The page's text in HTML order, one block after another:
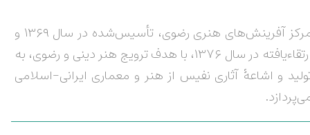
مرکز آفرینش‌های هنری رضوی، تأسیس‌شده در سال ۱۳۶۹ و
ارتقاءیافته در سال ۱۳۷۶، با هدف ترویج هنر دینی و رضوی، به
و اشاعۀ آثاری نفیس از هنر و معماری ایرانی-اسلامی